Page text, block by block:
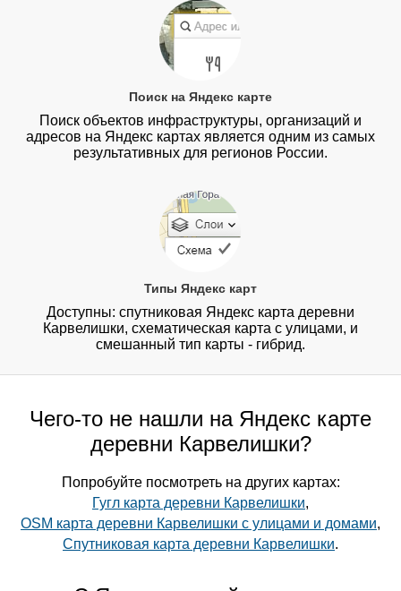
Поиск на Яндекс карте
Поиск объектов инфраструктуры, организаций и
адресов на Яндекс картах является одним из самых
результативных для регионов России.
Типы Яндекс карт
Доступны: спутниковая Яндекс карта деревни
Карвелишки, схематическая карта с улицами, и
смешанный тип карты - гибрид.
Чего-то не нашли на Яндекс карте
деревни Карвелишки?
Попробуйте посмотреть на других картах:
Гугл карта деревни Карвелишки,
OSM карта деревни Карвелишки с улицами и домами,
Спутниковая карта деревни Карвелишки.